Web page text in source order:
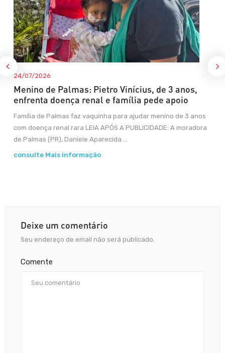
24/07/2026
Menino de Palmas: Pietro Vinícius, de 3 anos,
enfrenta doença renal e família pede apoio
Família de Palmas faz vaquinha para ajudar menino de 3 anos
com doença renal rara LEIA APÓS A PUBLICIDADE: A moradora
de Palmas (PR), Daniele Aparecida ...
consulte Mais informação
Deixe um comentário
Seu endereço de email não será publicado.
Comente